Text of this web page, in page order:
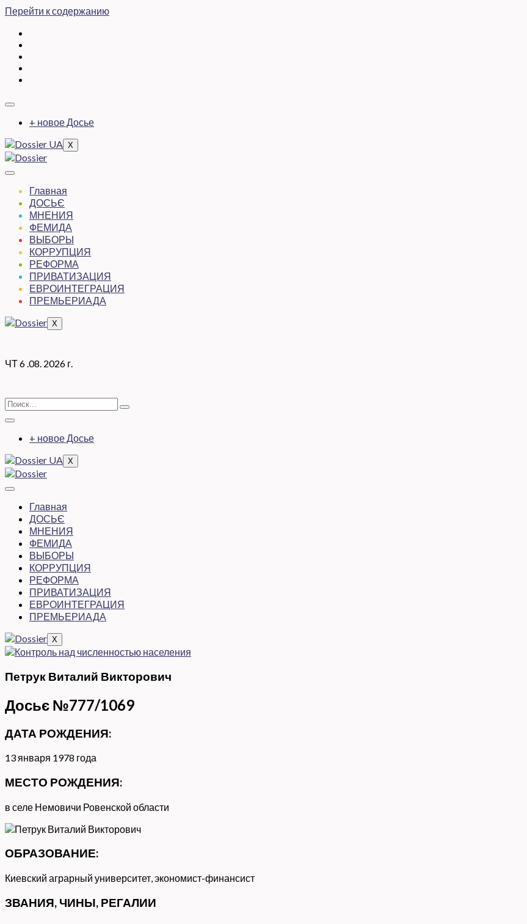
Перейти к содержанию
+ новое Досье
X
Главная
ДОСЬЄ
МНЕНИЯ
ФЕМИДА
ВЫБОРЫ
КОРРУПЦИЯ
РЕФОРМА
ПРИВАТИЗАЦИЯ
ЕВРОИНТЕГРАЦИЯ
ПРЕМЬЕРИАДА
X
ЧТ 6 .08. 2026 г.
+ новое Досье
X
Главная
ДОСЬЄ
МНЕНИЯ
ФЕМИДА
ВЫБОРЫ
КОРРУПЦИЯ
РЕФОРМА
ПРИВАТИЗАЦИЯ
ЕВРОИНТЕГРАЦИЯ
ПРЕМЬЕРИАДА
X
Петрук Виталий Викторович
Досьє №777/1069
ДАТА РОЖДЕНИЯ:
13 января 1978 года
МЕСТО РОЖДЕНИЯ:
в селе Немовичи Ровенской области
ОБРАЗОВАНИЕ:
Киевский аграрный университет, экономист-финансист
ЗВАНИЯ, ЧИНЫ, РЕГАЛИИ